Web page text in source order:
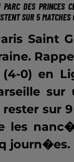
DES PRINCES
SUR 5
Saint
(4-0) en
sur
sur
les
journ�es.